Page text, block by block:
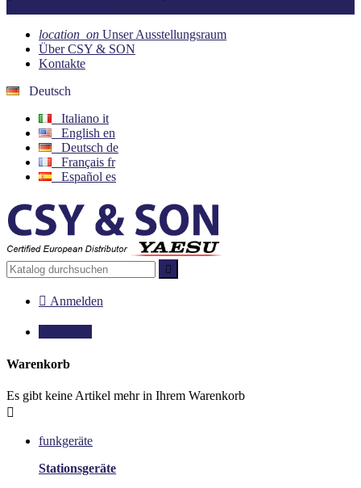
location_on Unser Ausstellungsraum
Über CSY & SON
Kontakte
Deutsch
Italiano it
English en
Deutsch de
Français fr
Español es

 Anmelden
Warenkorb
Es gibt keine Artikel mehr in Ihrem Warenkorb

funkgeräte
Stationsgeräte